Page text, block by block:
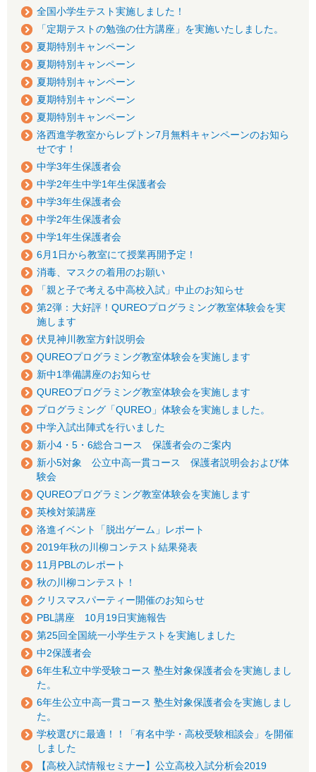
全国小学生テスト実施しました！
「定期テストの勉強の仕方講座」を実施いたしました。
夏期特別キャンペーン
夏期特別キャンペーン
夏期特別キャンペーン
夏期特別キャンペーン
夏期特別キャンペーン
洛西進学教室からレプトン7月無料キャンペーンのお知ら
せです！
中学3年生保護者会
中学2年生中学1年生保護者会
中学3年生保護者会
中学2年生保護者会
中学1年生保護者会
6月1日から教室にて授業再開予定！
消毒、マスクの着用のお願い
「親と子で考える中高校入試」中止のお知らせ
第2弾：大好評！QUREOプログラミング教室体験会を実
施します
伏見神川教室方針説明会
QUREOプログラミング教室体験会を実施します
新中1準備講座のお知らせ
QUREOプログラミング教室体験会を実施します
プログラミング「QUREO」体験会を実施しました。
中学入試出陣式を行いました
新小4・5・6総合コース 保護者会のご案内
新小5対象 公立中高一貫コース 保護者説明会および体
験会
QUREOプログラミング教室体験会を実施します
英検対策講座
洛進イベント「脱出ゲーム」レポート
2019年秋の川柳コンテスト結果発表
11月PBLのレポート
秋の川柳コンテスト！
クリスマスパーティー開催のお知らせ
PBL講座 10月19日実施報告
第25回全国統一小学生テストを実施しました
中2保護者会
6年生私立中学受験コース 塾生対象保護者会を実施しまし
た。
6年生公立中高一貫コース 塾生対象保護者会を実施しまし
た。
学校選びに最適！！「有名中学・高校受験相談会」を開催
しました
【高校入試情報セミナー】公立高校入試分析会2019